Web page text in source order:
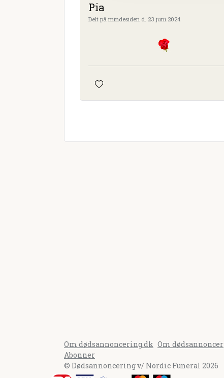
Pia
Delt på mindesiden d. 23.juni.2024
Om dødsannoncering.dk Om dødsannoncer
Abonner
© Dødsannoncering v/ Nordic Funeral 2026